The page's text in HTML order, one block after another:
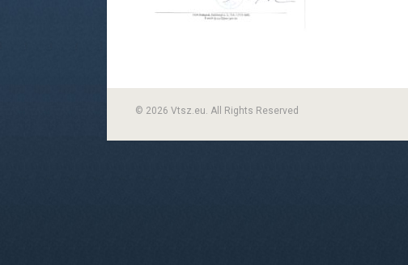
© 2026 Vtsz.eu. All Rights Reserved